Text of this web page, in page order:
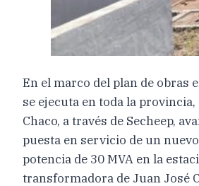
En el marco del plan de obras
se ejecuta en toda la
Chaco, a través de Secheep,
puesta en servicio de un
potencia de 30 MVA en la
transformadora de Juan José